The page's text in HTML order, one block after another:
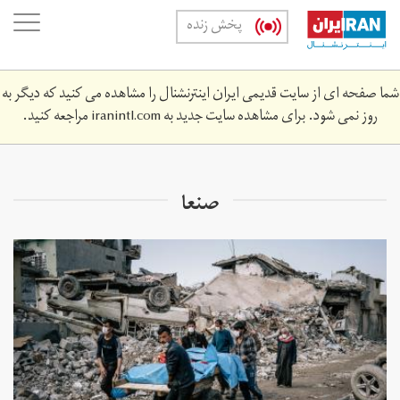
Skip
main
content
پخش زنده
شما صفحه ای از سایت قدیمی ایران اینترنشنال را مشاهده می کنید که دیگر به
روز نمی شود. برای مشاهده سایت جدید بهiranintl.comمراجعه کنید.
صنعا